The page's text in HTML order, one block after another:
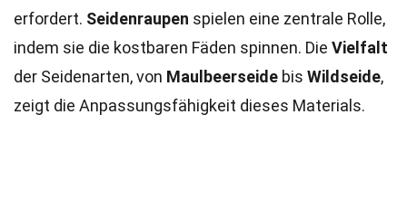
erfordert. Seidenraupen spielen eine zentrale Rolle,
indem sie die kostbaren Fäden spinnen. Die Vielfalt
der Seidenarten, von Maulbeerseide bis Wildseide,
zeigt die Anpassungsfähigkeit dieses Materials.